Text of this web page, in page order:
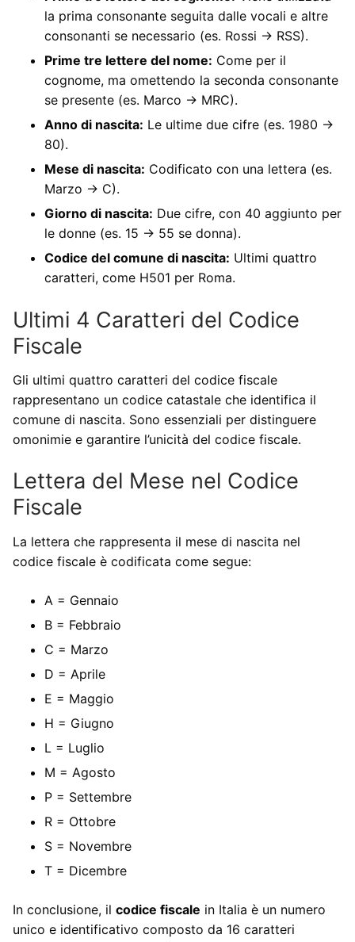
la prima consonante seguita dalle vocali e altre
consonanti se necessario (es. Rossi → RSS).
Prime tre lettere del nome: Come per il
cognome, ma omettendo la seconda consonante
se presente (es. Marco → MRC).
Anno di nascita: Le ultime due cifre (es. 1980 →
80).
Mese di nascita: Codificato con una lettera (es.
Marzo → C).
Giorno di nascita: Due cifre, con 40 aggiunto per
le donne (es. 15 → 55 se donna).
Codice del comune di nascita: Ultimi quattro
caratteri, come H501 per Roma.
Ultimi 4 Caratteri del Codice
Fiscale
Gli ultimi quattro caratteri del codice fiscale
rappresentano un codice catastale che identifica il
comune di nascita. Sono essenziali per distinguere
omonimie e garantire l’unicità del codice fiscale.
Lettera del Mese nel Codice
Fiscale
La lettera che rappresenta il mese di nascita nel
codice fiscale è codificata come segue:
A = Gennaio
B = Febbraio
C = Marzo
D = Aprile
E = Maggio
H = Giugno
L = Luglio
M = Agosto
P = Settembre
R = Ottobre
S = Novembre
T = Dicembre
In conclusione, il codice fiscale in Italia è un numero
unico e identificativo composto da 16 caratteri